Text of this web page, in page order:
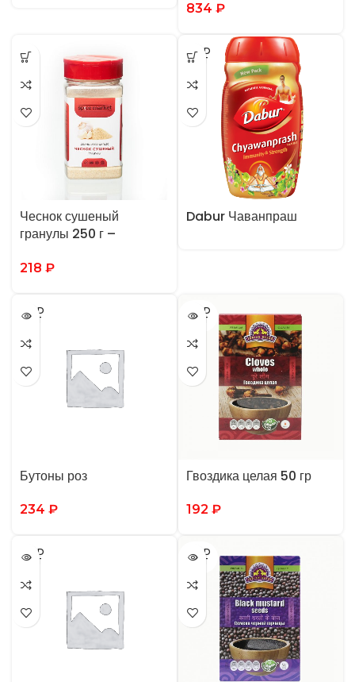
834 ₽
Чеснок сушеный
гранулы 250 г –
218 ₽
SOLD
OUT
Dabur Чаванпраш
SOLD
OUT
Бутоны роз
234 ₽
SOLD
OUT
Гвоздика целая 50 гр
192 ₽
SOLD
OUT
SOLD
OUT